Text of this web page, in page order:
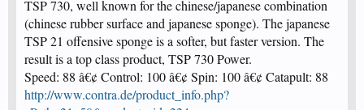
TSP 730, well known for the chinese/japanese combination
(chinese rubber surface and japanese sponge). The japanese
TSP 21 offensive sponge is a softer, but faster version. The
result is a top class product, TSP 730 Power.
Speed: 88 â€¢ Control: 100 â€¢ Spin: 100 â€¢ Catapult: 88
http://www.contra.de/product_info.php?